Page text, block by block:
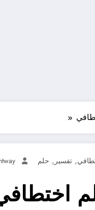
, تفسير , حلم